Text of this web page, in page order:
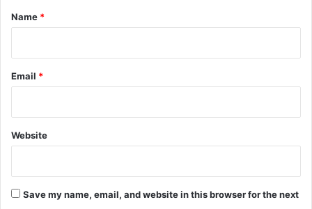
*
Name *
Email *
Website
Save my name, email, and website in this browser for the next